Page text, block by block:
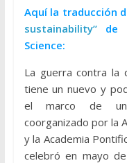
Aquí la traducción
sustainability”de
Science:
La guerra contra la
tiene un nuevo y
el marco de un
coorganizado por la
y la Academia
celebró en mayo